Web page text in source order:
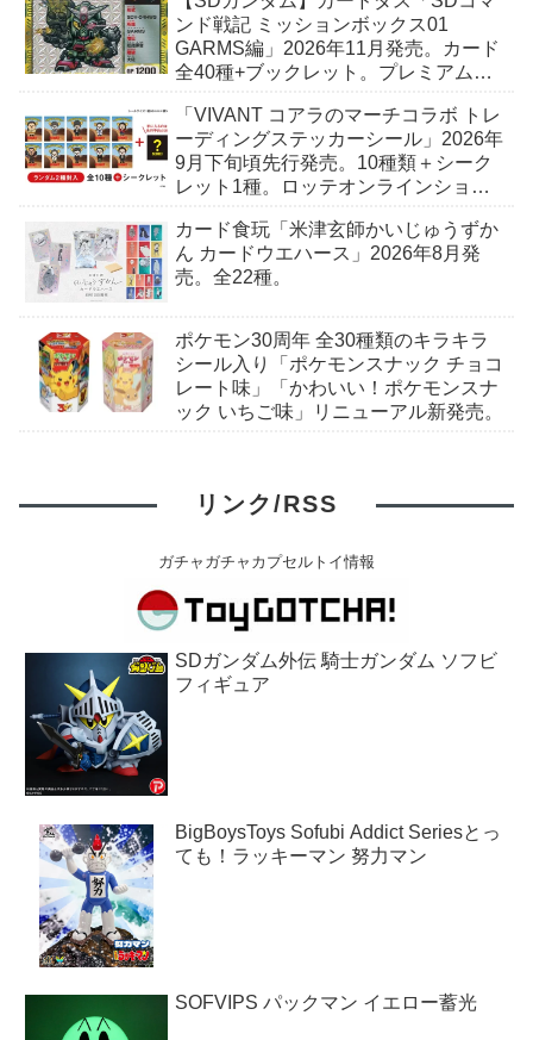
ンド戦記 ミッションボックス01
GARMS編」2026年11月発売。カード
全40種+ブックレット。プレミアムバ
「VIVANT コアラのマーチコラボ トレ
ーディングステッカーシール」2026年
9月下旬頃先行発売。10種類＋シーク
レット1種。ロッテオンラインショッ
カード食玩「米津玄師かいじゅうずか
ん カードウエハース」2026年8月発
売。全22種。
ポケモン30周年 全30種類のキラキラ
シール入り「ポケモンスナック チョコ
レート味」「かわいい！ポケモンスナ
ック いちご味」リニューアル新発売。
リンク/RSS
ガチャガチャカプセルトイ情報
SDガンダム外伝 騎士ガンダム ソフビ
フィギュア
BigBoysToys Sofubi Addict Seriesとっ
ても！ラッキーマン 努力マン
SOFVIPS パックマン イエロー蓄光